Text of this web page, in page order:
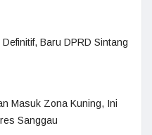
Baru DPRD Sintang
Masuk Zona Kuning, Ini
Sanggau